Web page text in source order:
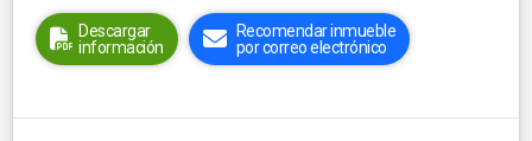
Descargar
información
Recomendar inmueble
por correo electrónico